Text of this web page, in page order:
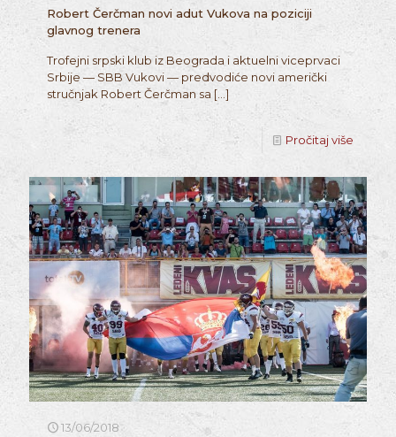
Robert Čerčman novi adut Vukova na poziciji
glavnog trenera
Trofejni srpski klub iz Beograda i aktuelni viceprvaci
Srbije — SBB Vukovi — predvodiće novi američki
stručnjak Robert Čerčman sa […]
Pročitaj više
13/06/2018